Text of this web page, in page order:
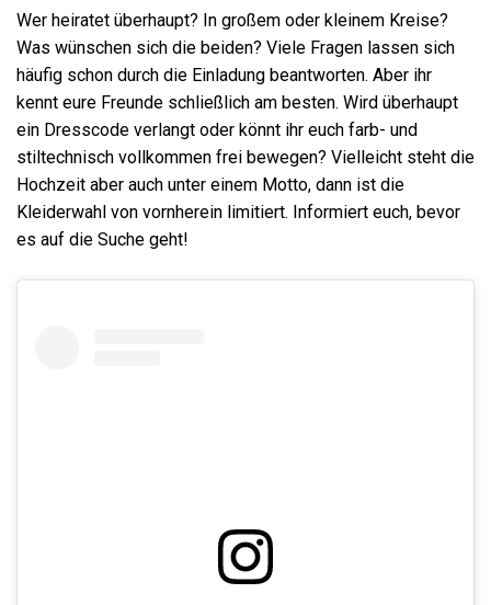
Wer heiratet überhaupt? In großem oder kleinem Kreise?
Was wünschen sich die beiden? Viele Fragen lassen sich
häufig schon durch die Einladung beantworten. Aber ihr
kennt eure Freunde schließlich am besten. Wird überhaupt
ein Dresscode verlangt oder könnt ihr euch farb- und
stiltechnisch vollkommen frei bewegen? Vielleicht steht die
Hochzeit aber auch unter einem Motto, dann ist die
Kleiderwahl von vornherein limitiert. Informiert euch, bevor
es auf die Suche geht!